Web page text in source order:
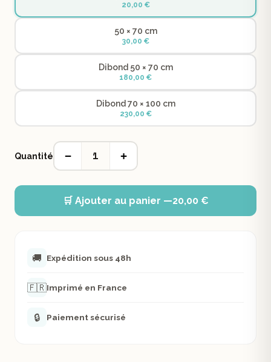
20,00 €
50 × 70 cm
30,00 €
Dibond 50 × 70 cm
180,00 €
Dibond 70 × 100 cm
230,00 €
Quantité − 1 +
🛒 Ajouter au panier —20,00 €
🚚 Expédition sous 48h
🇫🇷Imprimé en France
🔒 Paiement sécurisé